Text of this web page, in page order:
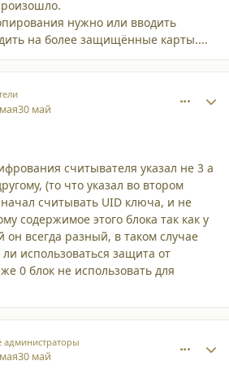
нужно или вводить
на более защищённые карты....
30 май
считывателя указал не 3 а
(то что указал во втором
начал считывать UID ключа, и не
содержимое этого блока так как у
всегда разный, в таком случае
использоваться защита от
0 блок не использовать для
администраторы
30 май